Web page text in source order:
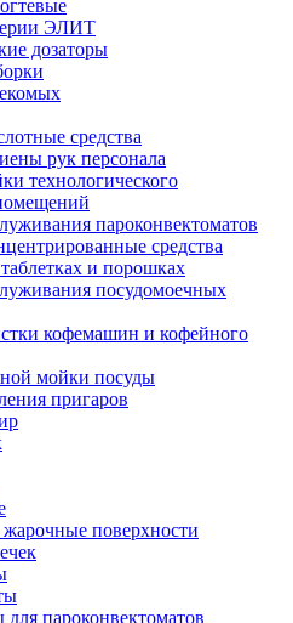
ЭЛИТ
дозаторы
средства
рук персонала
технологического
пароконвектоматов
средства
и порошках
посудомоечных
кофемашин и кофейного
мойки посуды
пригаров
поверхности
для пароконвектоматов